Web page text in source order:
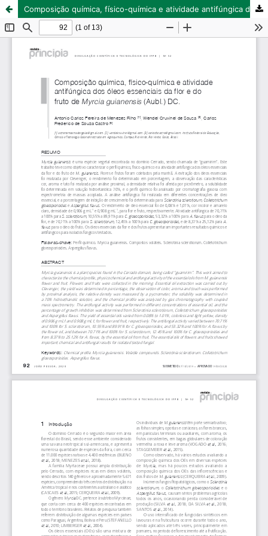
Composição química, físico-química e atividade antifúngica dos óleos essenciais da flor e do fruto de Myrcia guianensis (Aubl.) DC.